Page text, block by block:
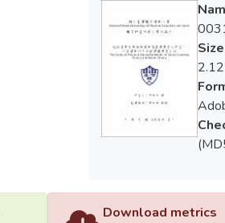
Size
Download metrics